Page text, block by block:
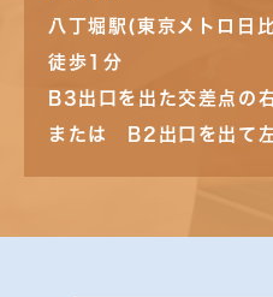
八丁堀駅(東京メトロ日
徒歩1分
B3出口を出た交差点の
または B2出口を出て